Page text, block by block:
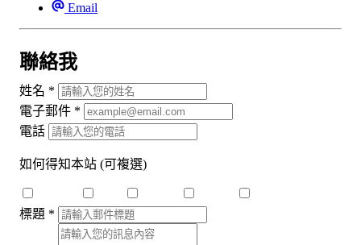
Email
聯絡我
姓名 *
電子郵件 *
電話
如何得知本站 (可複選)
標題 *